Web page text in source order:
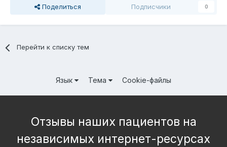
Поделиться Подписчики 0
Перейти к списку тем
Язык Тема Cookie-файлы
Отзывы наших пациентов на
независимых интернет-ресурсах